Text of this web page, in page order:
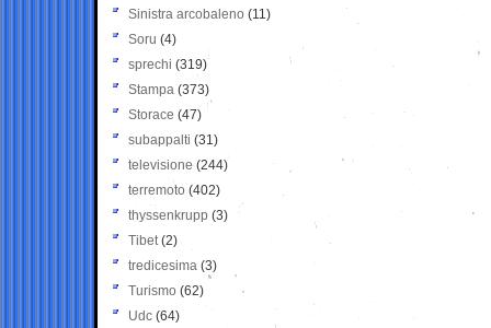
Sinistra arcobaleno (11)
Soru (4)
sprechi (319)
Stampa (373)
Storace (47)
subappalti (31)
televisione(244)
terremoto (402)
thyssenkrupp (3)
Tibet(2)
tredicesima (3)
Turismo (62)
Udc (64)